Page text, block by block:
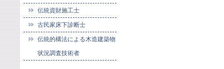
伝統資財施工士
古民家床下診断士
伝統的構法による木造建築物
状況調査技術者